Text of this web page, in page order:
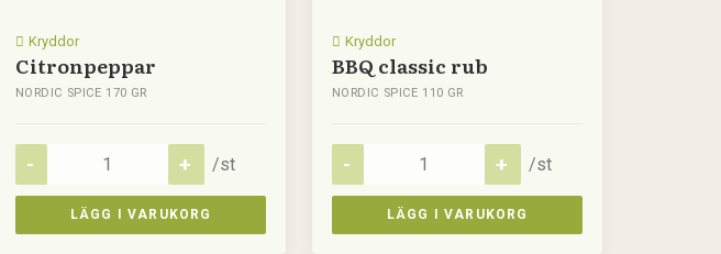
Kryddor
Citronpeppar
NORDIC SPICE 170 GR
/st
LÄGG I VARUKORG
Kryddor
BBQ classic rub
NORDIC SPICE 110 GR
/st
LÄGG I VARUKORG